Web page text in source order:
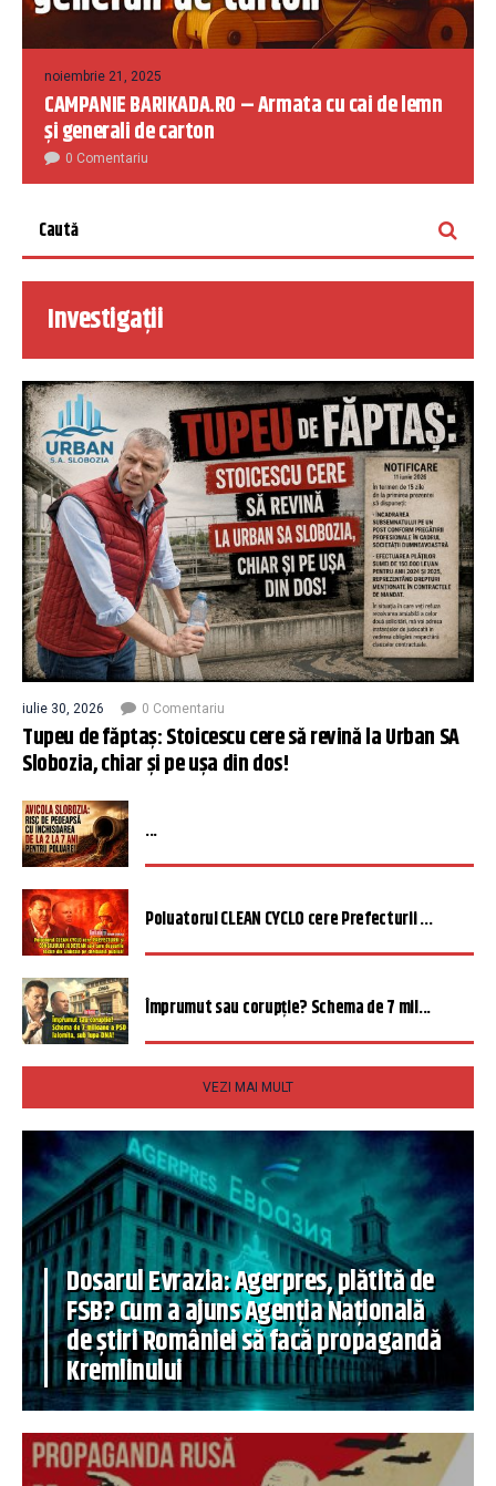
noiembrie 21, 2025
CAMPANIE BARIKADA.RO – Armata cu cai de lemn
și generali de carton
0 Comentariu
Investigații
iulie 30, 2026 0 Comentariu
Tupeu de făptaș: Stoicescu cere să revină la Urban SA
Slobozia, chiar și pe ușa din dos!
...
Poluatorul CLEAN CYCLO cere Prefecturii ...
Împrumut sau corupție? Schema de 7 mil...
VEZI MAI MULT
Dosarul Evrazia: Agerpres, plătită de
FSB? Cum a ajuns Agenția Națională
de știri României să facă propagandă
Kremlinului